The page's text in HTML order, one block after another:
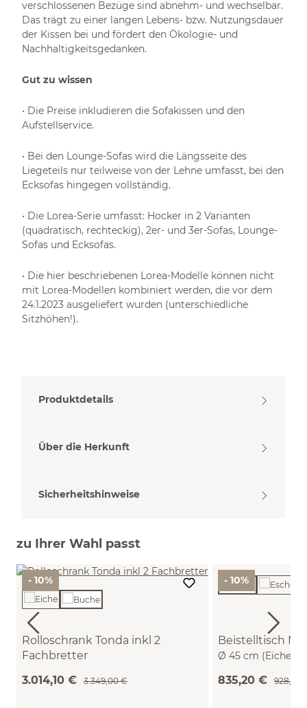
verschlossenen Bezüge sind abnehm- und wechselbar.
Das trägt zu einer langen Lebens- bzw. Nutzungsdauer
der Kissen bei und fördert den Ökologie- und
Nachhaltigkeitsgedanken.
Gut zu wissen
• Die Preise inkludieren die Sofakissen und den
Aufstellservice.
• Bei den Lounge-Sofas wird die Längsseite des
Liegeteils nur teilweise von der Lehne umfasst, bei den
Ecksofas hingegen vollständig.
• Die Lorea-Serie umfasst: Hocker in 2 Varianten
(quadratisch, rechteckig), 2er- und 3er-Sofas, Lounge-
Sofas und Ecksofas.
• Die hier beschriebenen Lorea-Modelle können nicht
mit Lorea-Modellen kombiniert werden, die vor dem
24.1.2023 ausgeliefert wurden (unterschiedliche
Sitzhöhen!).
Produktdetails
Über die Herkunft
Sicherheitshinweise
zu Ihrer Wahl passt
- 10%
Rolloschrank Tonda inkl 2
Fachbretter
3.014,10 € 3.349,00 €
- 10%
Beistelltisch
Ø 45 cm (Eiche)
835,20 € 928,00